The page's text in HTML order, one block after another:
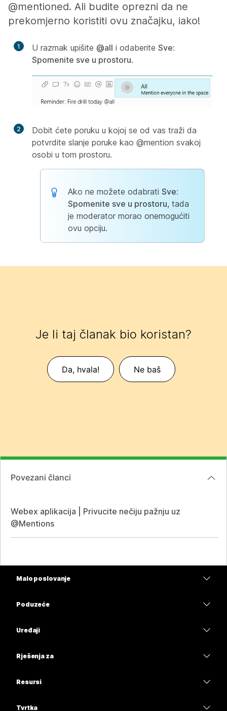
@mentioned. Ali budite oprezni da ne
prekomjerno koristiti ovu značajku, iako!
1 U razmak upišite @all i odaberite Sve:
Spomenite sve u prostoru.
2
Dobit ćete poruku u kojoj se od vas traži da
potvrdite slanje poruke kao @mention svakoj
osobi u tom prostoru.
Ako ne možete odabrati Sve:
Spomenite sve u prostoru, tada
je moderator morao onemogućiti
ovu opciju.
Je li taj članak bio koristan?
Da, hvala! Ne baš
Povezani članci
Webex aplikacija | Privucite nečiju pažnju uz
@Mentions
Malo poslovanje
Poduzeće
Uređaji
Rješenja za
Resursi
Tvrtka